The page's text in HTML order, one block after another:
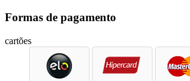
Formas de pagamento
cartões